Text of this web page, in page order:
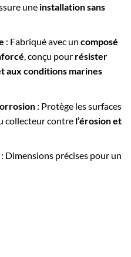
une installation sans
: Fabriqué avec un composé
, conçu pour résister
aux conditions marines
: Protège les surfaces
collecteur contre l’érosion et
: Dimensions précises pour un